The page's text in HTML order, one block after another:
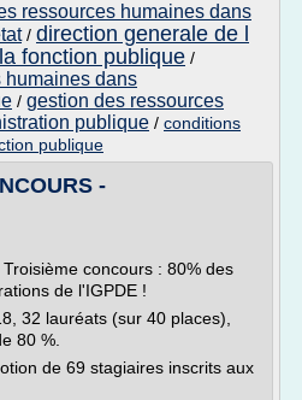
ressources humaines dans
/ direction generale de l
fonction publique /
humaines dans
/ gestion des ressources
publique / conditions
publique
-
concours : 80% des
de l'IGPDE !
32 lauréats (sur 40 places),
80 %.
de 69 stagiaires inscrits aux